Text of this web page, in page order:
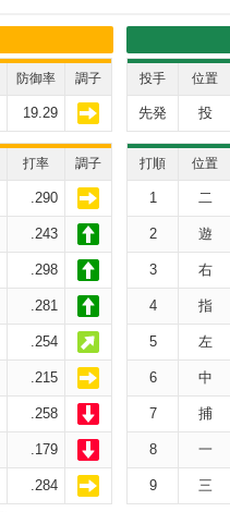
防御率 調子
19.29
打率 調子
.290
.243
.298
.281
.254
.215
.258
.179
.284
投手 位置
先発 投
打順 位置
1 二
2 遊
3 右
4 指
5 左
6 中
7 捕
8 一
9 三